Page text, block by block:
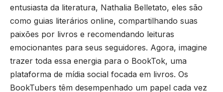
entusiasta da literatura, Nathalia Belletato, eles são
como guias literários online, compartilhando suas
paixões por livros e recomendando leituras
emocionantes para seus seguidores. Agora, imagine
trazer toda essa energia para o BookTok, uma
plataforma de mídia social focada em livros. Os
BookTubers têm desempenhado um papel cada vez